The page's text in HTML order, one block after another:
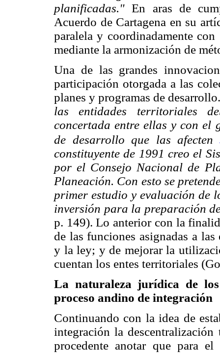
planificadas." En aras de
Acuerdo de Cartagena en su
paralela y coordinadamente
mediante la armonización de
Una de las grandes
participación otorgada a las
planes y programas de
las entidades territoriales
concertada entre ellas y con el
de desarrollo que las afecten
constituyente de 1991 creo el
por el Consejo Nacional de
Planeación. Con esto se
primer estudio y evaluación de
inversión para la preparación
p. 149). Lo anterior con la
de las funciones asignadas a
y la ley; y de mejorar la
cuentan los entes territoriales
La naturaleza jurídica de
proceso andino de integración
Continuando con la idea de
integración la
procedente anotar que para